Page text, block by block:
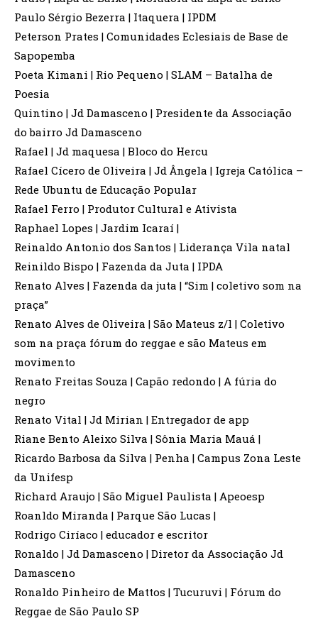
Paulo Sérgio Bezerra | Itaquera | IPDM
Peterson Prates | Comunidades Eclesiais de Base de
Sapopemba
Poeta Kimani | Rio Pequeno | SLAM – Batalha de
Poesia
Quintino | Jd Damasceno | Presidente da Associação
do bairro Jd Damasceno
Rafael | Jd maquesa | Bloco do Hercu
Rafael Cícero de Oliveira | Jd Ângela | Igreja Católica –
Rede Ubuntu de Educação Popular
Rafael Ferro | Produtor Cultural e Ativista
Raphael Lopes | Jardim Icaraí |
Reinaldo Antonio dos Santos | Liderança Vila natal
Reinildo Bispo | Fazenda da Juta | IPDA
Renato Alves | Fazenda da juta | “Sim | coletivo som na
praça”
Renato Alves de Oliveira | São Mateus z/l | Coletivo
som na praça fórum do reggae e são Mateus em
movimento
Renato Freitas Souza | Capão redondo | A fúria do
negro
Renato Vital | Jd Mirian | Entregador de app
Riane Bento Aleixo Silva | Sônia Maria Mauá |
Ricardo Barbosa da Silva | Penha | Campus Zona Leste
da Unifesp
Richard Araujo | São Miguel Paulista | Apeoesp
Roanldo Miranda | Parque São Lucas |
Rodrigo Ciríaco | educador e escritor
Ronaldo | Jd Damasceno | Diretor da Associação Jd
Damasceno
Ronaldo Pinheiro de Mattos | Tucuruvi | Fórum do
Reggae de São Paulo SP